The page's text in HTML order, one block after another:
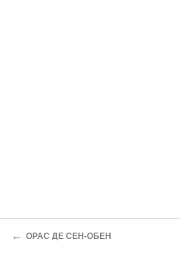
← ОРАС ДЕ СЕН-ОБЕН